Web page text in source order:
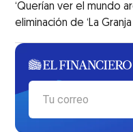
‘Querían ver el mundo
eliminación de ‘La